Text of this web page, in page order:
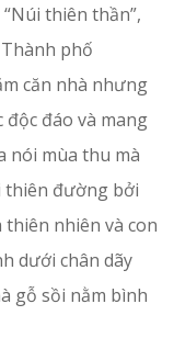
thiên thần”,
phố
căn nhà nhưng
độc đáo và mang
nói mùa thu mà
thiên đường bởi
nhiên và con
dưới chân dãy
gỗ sồi nằm bình